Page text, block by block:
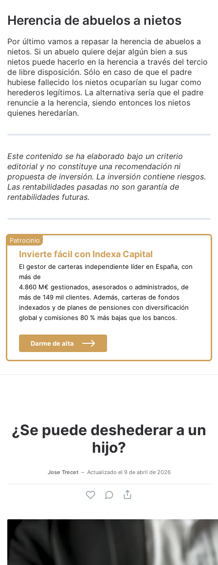
Herencia de abuelos a nietos
Por último vamos a repasar la herencia de abuelos a
nietos. Si un abuelo quiere dejar algún bien a sus
nietos puede hacerlo en la herencia a través del tercio
de libre disposición. Sólo en caso de que el padre
hubiese fallecido los nietos ocuparían su lugar como
herederos legítimos. La alternativa sería que el padre
renuncie a la herencia, siendo entonces los nietos
quienes heredarían.
Este contenido se ha elaborado bajo un criterio
editorial y no constituye una recomendación ni
propuesta de inversión. La inversión contiene riesgos.
Las rentabilidades pasadas no son garantía de
rentabilidades futuras.
Invierte fácil con Indexa Capital
El gestor de carteras independiente líder en España, con
más de
4.860 M€ gestionados, asesorados o administrados, de
más de 149 mil clientes. Además, carteras de fondos
indexados y de planes de pensiones con diversificación
global y comisiones 80 % más bajas que los bancos.
Darme de alta
¿Se puede deshederar a un
hijo?
Jose Trecet Actualizado el 9 de abril de 2026